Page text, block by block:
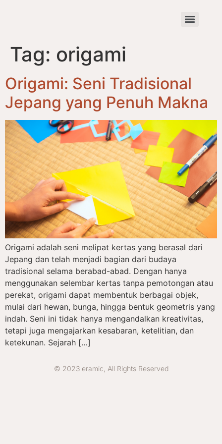
Tag: origami
Origami: Seni Tradisional
Jepang yang Penuh Makna
Origami adalah seni melipat kertas yang berasal dari
Jepang dan telah menjadi bagian dari budaya
tradisional selama berabad-abad. Dengan hanya
menggunakan selembar kertas tanpa pemotongan atau
perekat, origami dapat membentuk berbagai objek,
mulai dari hewan, bunga, hingga bentuk geometris yang
indah. Seni ini tidak hanya mengandalkan kreativitas,
tetapi juga mengajarkan kesabaran, ketelitian, dan
ketekunan. Sejarah […]
© 2023 eramic, All Rights Reserved